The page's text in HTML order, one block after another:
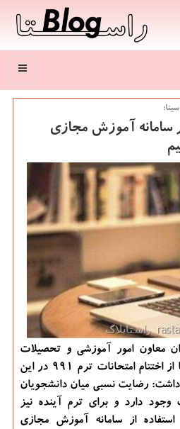
منو
سامانه آموزش مجازی
معاون امور آموزشی و تحصیلات
تکمیلی دانشگاه بوعلی سینا از اختتام امتحانات ترم 991 در این
داشت: رضایت نسبی میان دانشجویان
وجود دارد و برای ترم آینده نیز
از سامانه آموزش مجازی